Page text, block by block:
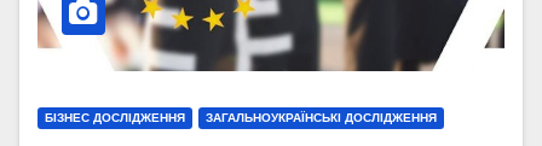
БІЗНЕС ДОСЛІДЖЕННЯ ЗАГАЛЬНОУКРАЇНСЬКІ ДОСЛІДЖЕННЯ